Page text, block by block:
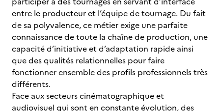
entre le producteur et l’équipe de tournage. Du fait
de sa polyvalence, ce métier exige une parfaite
connaissance de toute la chaîne de production, une
capacité d’initiative et d’adaptation rapide ainsi
que des qualités relationnelles pour faire
fonctionner ensemble des profils professionnels très
différents.
Face aux secteurs cinématographique et
audiovisuel qui sont en constante évolution, des